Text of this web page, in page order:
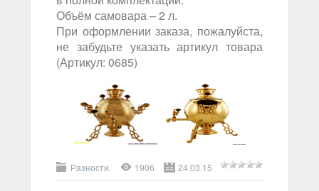
Объём самовара – 2 л.
При оформлении заказа, пожалуйста,
не забудьте указать артикул товара
(Артикул: 0685)
Разности. 1906 24.03.15